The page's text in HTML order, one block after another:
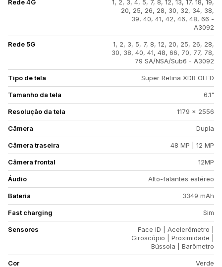
Rede 4G
1, 2, 3, 4, 5, 7, 8, 12, 13, 17, 18, 19,
20, 25, 26, 28, 30, 32, 34, 38,
39, 40, 41, 42, 46, 48, 66 -
A3092
Rede 5G
1, 2, 3, 5, 7, 8, 12, 20, 25, 26, 28,
30, 38, 40, 41, 48, 66, 70, 77, 78,
79 SA/NSA/Sub6 - A3092
Tipo de tela Super Retina XDR OLED
Tamanho da tela 6.1"
Resolução da tela 1179 x 2556
Câmera Dupla
Câmera traseira 48 MP | 12 MP
Câmera frontal 12MP
Áudio Alto-falantes estéreo
Bateria 3349 mAh
Fast charging Sim
Sensores
Face ID | Acelerômetro |
Giroscópio | Proximidade |
Bússola | Barômetro
Cor Verde